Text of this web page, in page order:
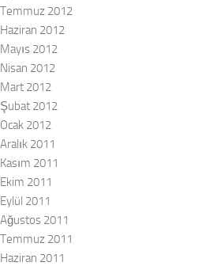
Temmuz 2012
Haziran 2012
Mayıs 2012
Nisan 2012
Mart 2012
Şubat 2012
Ocak 2012
Aralık 2011
Kasım 2011
Ekim 2011
Eylül 2011
Ağustos 2011
Temmuz 2011
Haziran 2011